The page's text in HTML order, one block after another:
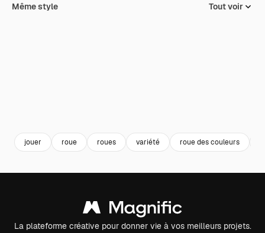
Même style Tout voir
jouer roue roues variété roue des couleurs
La plateforme créative pour donner vie à vos meilleurs projets.